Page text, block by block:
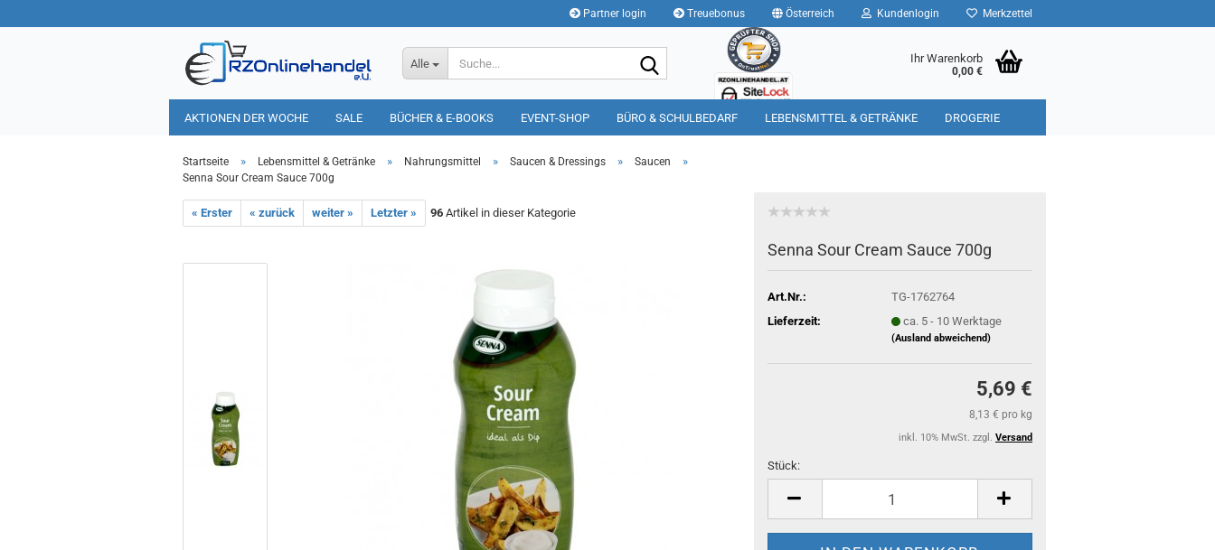
Partner login Treuebonus Österreich Kundenlogin Merkzettel
Alle Ihr Warenkorb
0,00 €
AKTIONEN DER WOCHE SALE BÜCHER & E-BOOKS EVENT-SHOP BÜRO & SCHULBEDARF LEBENSMITTEL & GETRÄNKE DROGERIE
HAUSHALT TIERBEDARF
Startseite » Lebensmittel & Getränke » Nahrungsmittel » Saucen & Dressings » Saucen »
Senna Sour Cream Sauce 700g
« Erster « zurück weiter » Letzter » 96 Artikel in dieser Kategorie
Senna Sour Cream Sauce 700g
Art.Nr.:
TG-1762764
Lieferzeit:
ca. 5 - 10 Werktage
(Ausland abweichend)
5,69 €
8,13 € pro kg
inkl. 10% MwSt. zzgl. Versand
Stück:
Stück